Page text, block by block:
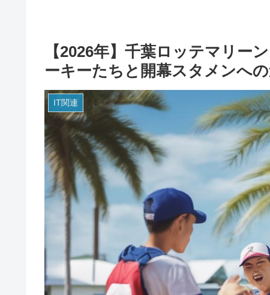
【2026年】千葉ロッテマリー
ーキーたちと開幕スタメンへ
IT関連